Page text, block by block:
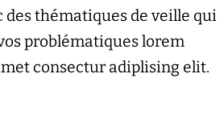
des thématiques de veille qui
problématiques lorem
consectur adiplising elit.